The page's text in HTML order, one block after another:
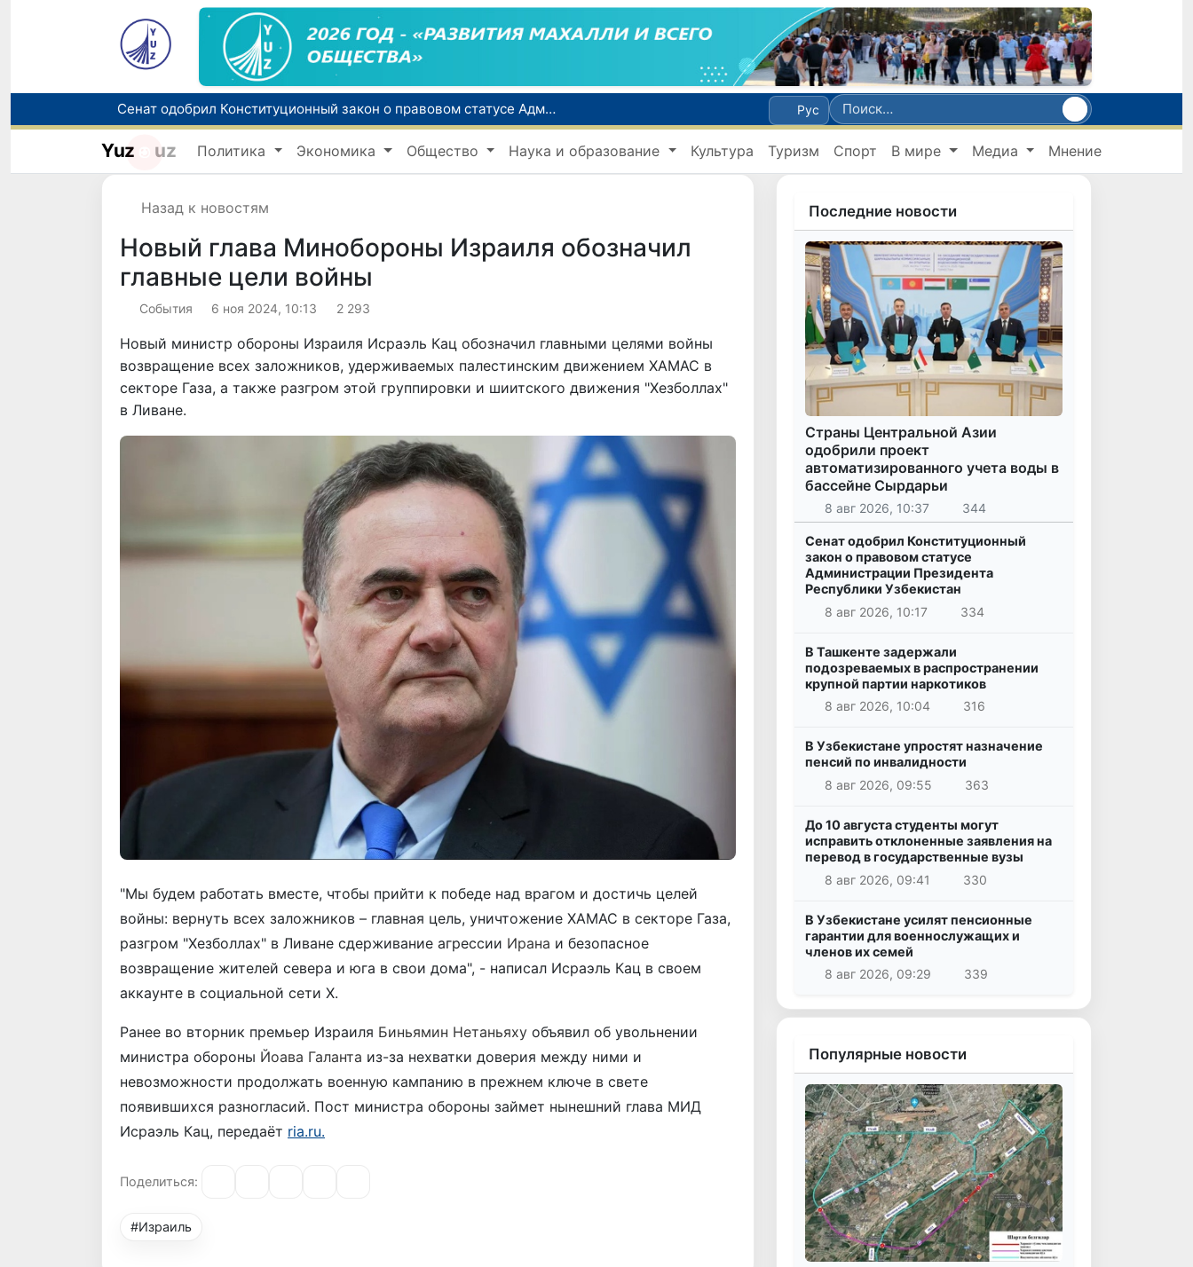
Сенат одобрил Конституционный закон о правовом статусе Администрации Президента Республики Узбекистан
В Ташкенте задержали подозреваемых в распространении крупной партии наркотиков
В Узбекистане упростят назначение пенсий по инвалидности
Рус
Yuz uz Политика Экономика Общество Наука и образование Культура Туризм Спорт В мире Медиа Мнение
Назад к новостям
Новый глава Минобороны Израиля обозначил
главные цели войны
Cобытия 6 ноя 2024, 10:13 2 293
Новый министр обороны Израиля Исраэль Кац обозначил главными целями войны
возвращение всех заложников, удерживаемых палестинским движением ХАМАС в
секторе Газа, а также разгром этой группировки и шиитского движения "Хезболлах"
в Ливане.
"Мы будем работать вместе, чтобы прийти к победе над врагом и достичь целей
войны: вернуть всех заложников – главная цель, уничтожение ХАМАС в секторе Газа,
разгром "Хезболлах" в Ливане сдерживание агрессии Ирана и безопасное
возвращение жителей севера и юга в свои дома", - написал Исраэль Кац в своем
аккаунте в социальной сети Х.
Ранее во вторник премьер Израиля Биньямин Нетаньяху объявил об увольнении
министра обороны Йоава Галанта из-за нехватки доверия между ними и
невозможности продолжать военную кампанию в прежнем ключе в свете
появившихся разногласий. Пост министра обороны займет нынешний глава МИД
Исраэль Кац, передаёт ria.ru.
Поделиться:
#Израиль
Последние новости
Страны Центральной Азии
одобрили проект
автоматизированного учета воды в
бассейне Сырдарьи
8 авг 2026, 10:37 344
Сенат одобрил Конституционный
закон о правовом статусе
Администрации Президента
Республики Узбекистан
8 авг 2026, 10:17
334
В Ташкенте задержали
подозреваемых в распространении
крупной партии наркотиков
8 авг 2026, 10:04
316
В Узбекистане упростят назначение
пенсий по инвалидности
8 авг 2026, 09:55
363
До 10 августа студенты могут
исправить отклоненные заявления на
перевод в государственные вузы
8 авг 2026, 09:41
330
В Узбекистане усилят пенсионные
гарантии для военнослужащих и
членов их семей
8 авг 2026, 09:29
339
Популярные новости